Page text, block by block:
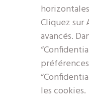
Cliquez sur
avancés.
les cookies.